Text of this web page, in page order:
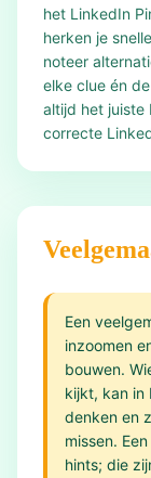
het LinkedIn
herken je
noteer
elke clue én
altijd het juiste
correcte
Een
inzoomen
bouwen.
kijkt, kan in
denken en
missen.
hints; die